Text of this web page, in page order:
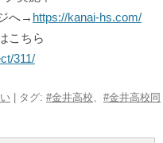
へ→ https://kanai-hs.com/
こちら
311/
| タグ: #金井高校、 #金井高校同